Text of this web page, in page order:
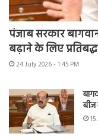
पंजाब सरकार
बढ़ाने के लिए प्रतिबद्ध
24 July 2026 - 1:45 PM
बीज